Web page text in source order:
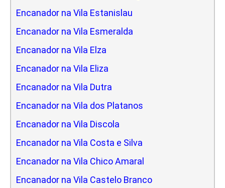
Encanador na Vila Estanislau
Encanador na Vila Esmeralda
Encanador na Vila Elza
Encanador na Vila Eliza
Encanador na Vila Dutra
Encanador na Vila dos Platanos
Encanador na Vila Discola
Encanador na Vila Costa e Silva
Encanador na Vila Chico Amaral
Encanador na Vila Castelo Branco